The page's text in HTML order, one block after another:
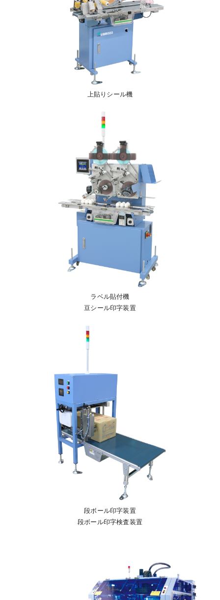
上貼りシール機
ラベル貼付機
豆シール印字装置
段ボール印字装置
段ボール印字検査装置